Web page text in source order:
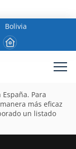
Bolivia
Para
más eficaz
un listado